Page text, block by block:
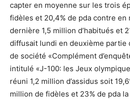
capter en moyenne sur les trois
fidèles et 20,4% de pda contre en
dernière 1,5 million d’habitués et
diffusait lundi en deuxième partie
de société «Complément
intitulé «J-100: les Jeux
réuni 1,2 million d’assidus soit
million de fidèles et 23% de pda